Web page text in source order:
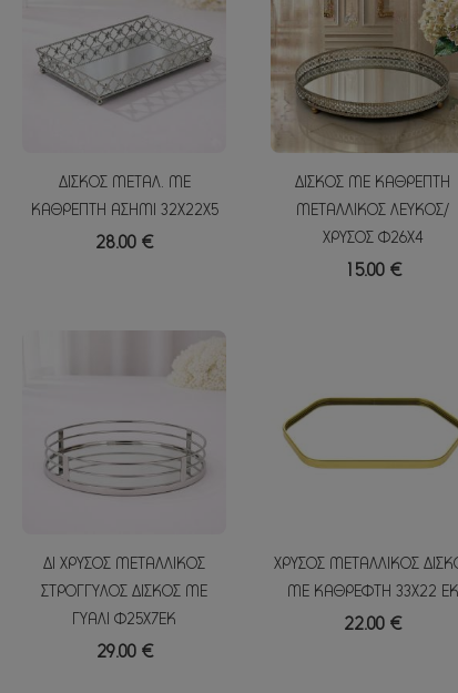
ΔΙΣΚΟΣ ΜΕΤΑΛ. ΜΕ
ΚΑΘΡΕΠΤΗ ΑΣΗΜΙ 32X22X5
28.00 €
ΔΙΣΚΟΣ ΜΕ ΚΑΘΡΕΠΤΗ
ΜΕΤΑΛΛΙΚΟΣ ΛΕΥΚΟΣ/
ΧΡΥΣΟΣ Φ26Χ4
15.00 €
ΔΙ ΧΡΥΣΟΣ ΜΕΤΑΛΛΙΚΟΣ
ΣΤΡΟΓΓΥΛΟΣ ΔΙΣΚΟΣ ΜΕ
ΓΥΑΛΙ Φ25Χ7ΕΚ
29.00 €
ΧΡΥΣΟΣ ΜΕΤΑΛΛΙΚΟΣ
ΜΕ ΚΑΘΡΕΦΤΗ 33Χ22 ΕΚ
22.00 €